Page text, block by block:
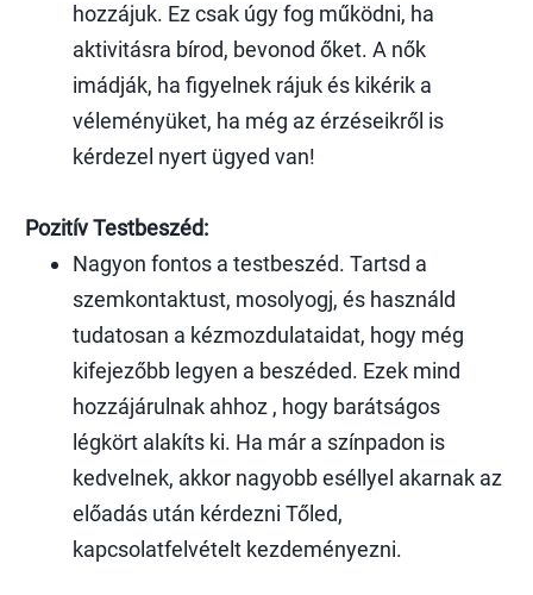
hozzájuk. Ez csak úgy fog működni, ha
aktivitásra bírod, bevonod őket. A nők
imádják, ha figyelnek rájuk és kikérik a
véleményüket, ha még az érzéseikről is
kérdezel nyert ügyed van!
Pozitív Testbeszéd:
Nagyon fontos a testbeszéd. Tartsd a
szemkontaktust, mosolyogj, és használd
tudatosan a kézmozdulataidat, hogy még
kifejezőbb legyen a beszéded. Ezek mind
hozzájárulnak ahhoz , hogy barátságos
légkört alakíts ki. Ha már a színpadon is
kedvelnek, akkor nagyobb eséllyel akarnak az
előadás után kérdezni Tőled,
kapcsolatfelvételt kezdeményezni.